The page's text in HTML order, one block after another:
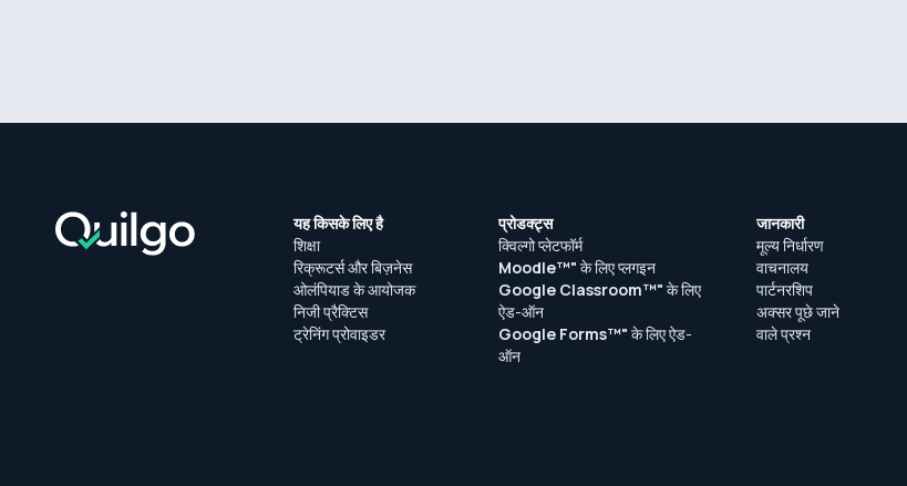
यह किसके लिए है
शिक्षा
रिक्रूटर्स और बिज़नेस
ओलंपियाड के आयोजक
निजी प्रैक्टिस
ट्रेनिंग प्रोवाइडर
प्रोडक्ट्स
क्विल्गो प्लेटफॉर्म
Moodle™"के लिए प्लगइन
Google Classroom™"के लिए
ऐड-ऑन
Google Forms™"के लिए ऐड-
ऑन
जानकारी
मूल्य निर्धारण
वाचनालय
पार्टनरशिप
अक्सर पूछे जाने
वाले प्रश्न